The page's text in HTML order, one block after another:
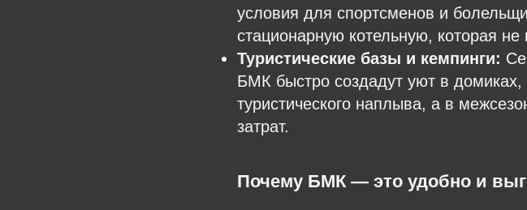
условия для спортсменов и
стационарную котельную, которая не
Туристические базы и кемпинги:
БМК быстро создадут уют в
туристического наплыва, а в
затрат.
Почему БМК — это удобно и